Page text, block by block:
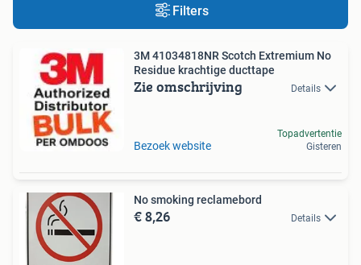
Filters
3M 41034818NR Scotch Extremium No
Residue krachtige ducttape
Zie omschrijving Details
Bezoek website
Topadvertentie
Gisteren
No smoking reclamebord
€ 8,26 Details